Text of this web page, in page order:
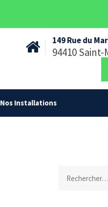
149 Rue du
94410
Nos Installations
Rechercher :